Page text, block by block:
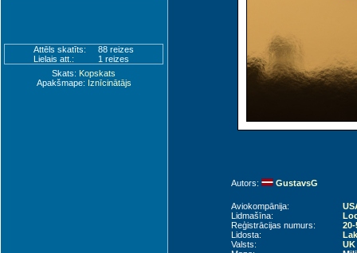
Attēls skatīts:
88 reizes
Lielais att.:
1 reizes
Skats: Kopskats
Apakšmape: Iznīcinātājs
Autors: GustavsG
Aviokompānija:
Lidmašīna:
Reģistrācijas numurs:
20-
Lidosta:
Valsts: